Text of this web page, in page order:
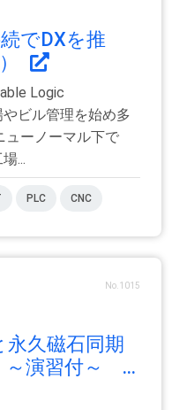
でDXを推
Logic
ビル管理を始め多
ューノーマル下で
...
PLC CNC
No.1015
久磁石同期
演習付～ ...